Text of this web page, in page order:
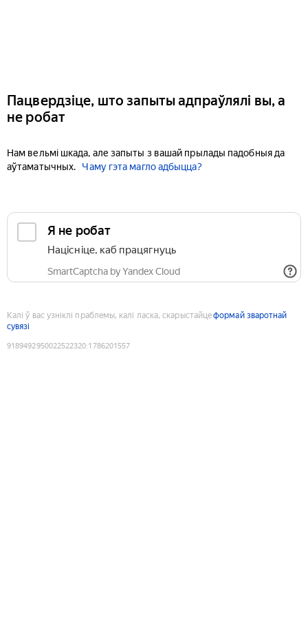
Пацвердзіце, што запыты адпраўлялі вы, а
не робат
Нам вельмі шкада, але запыты з вашай прылады падобныя да
аўтаматычных.
Чаму гэта магло адбыцца?
Я не робат
Націсніце, каб працягнуць
SmartCaptcha by Yandex Cloud
Калі ў вас узніклі праблемы, калі ласка, скарыстайцеформай зваротнай
сувязі
9189492950022522320:1786201557